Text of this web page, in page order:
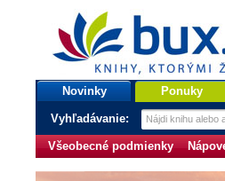
bux.sk
knihy, ktorými žijete
Úvodná stránka
Novinky Ponuky
Vyhľadávanie:
Všeobecné podmienky